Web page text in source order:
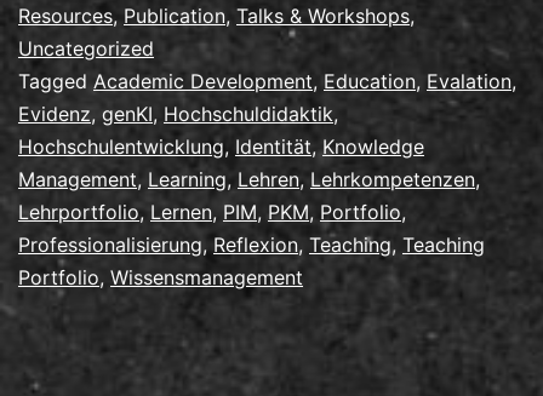
genKI
Resources, Publication, Talks & Workshops,
Uncategorized
Tagged Academic Development, Education, Evalation,
Evidenz, genKI, Hochschuldidaktik,
Hochschulentwicklung, Identität, Knowledge
Management, Learning, Lehren, Lehrkompetenzen,
Lehrportfolio, Lernen, PIM, PKM, Portfolio,
Professionalisierung, Reflexion, Teaching, Teaching
Portfolio, Wissensmanagement